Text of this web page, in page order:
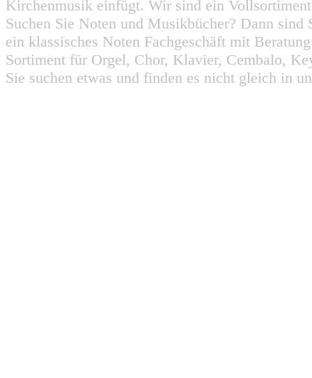
Kirchenmusik einfügt. Wir sind ein
Suchen Sie Noten und Musikbücher? Dann
ein klassisches Noten Fachgeschäft mit
Sortiment für Orgel, Chor, Klavier, Cembalo,
Sie suchen etwas und finden es nicht gleich in